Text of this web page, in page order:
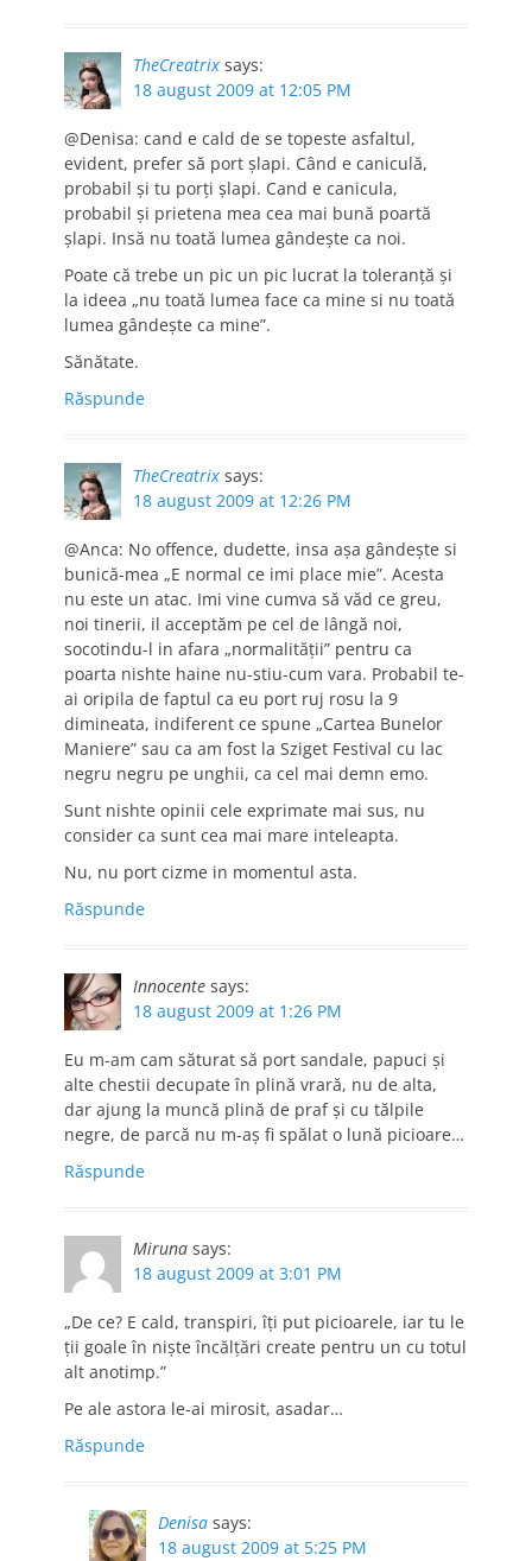
TheCreatrix says:
18 august 2009 at 12:05 PM
@Denisa: cand e cald de se topeste asfaltul,
evident, prefer să port şlapi. Când e caniculă,
probabil şi tu porţi şlapi. Cand e canicula,
probabil şi prietena mea cea mai bună poartă
şlapi. Insă nu toată lumea gândeşte ca noi.
Poate că trebe un pic un pic lucrat la toleranţă şi
la ideea „nu toată lumea face ca mine si nu toată
lumea gândeşte ca mine”.
Sănătate.
Răspunde
TheCreatrix says:
18 august 2009 at 12:26 PM
@Anca: No offence, dudette, insa aşa gândeşte si
bunică-mea „E normal ce imi place mie”. Acesta
nu este un atac. Imi vine cumva să văd ce greu,
noi tinerii, il acceptăm pe cel de lângă noi,
socotindu-l in afara „normalităţii” pentru ca
poarta nishte haine nu-stiu-cum vara. Probabil te-
ai oripila de faptul ca eu port ruj rosu la 9
dimineata, indiferent ce spune „Cartea Bunelor
Maniere” sau ca am fost la Sziget Festival cu lac
negru negru pe unghii, ca cel mai demn emo.
Sunt nishte opinii cele exprimate mai sus, nu
consider ca sunt cea mai mare inteleapta.
Nu, nu port cizme in momentul asta.
Răspunde
Innocente says:
18 august 2009 at 1:26 PM
Eu m-am cam săturat să port sandale, papuci şi
alte chestii decupate în plină vrară, nu de alta,
dar ajung la muncă plină de praf şi cu tălpile
negre, de parcă nu m-aş fi spălat o lună picioare…
Răspunde
Miruna says:
18 august 2009 at 3:01 PM
„De ce? E cald, transpiri, îţi put picioarele, iar tu le
ţii goale în nişte încălţări create pentru un cu totul
alt anotimp.”
Pe ale astora le-ai mirosit, asadar…
Răspunde
Denisa says:
18 august 2009 at 5:25 PM